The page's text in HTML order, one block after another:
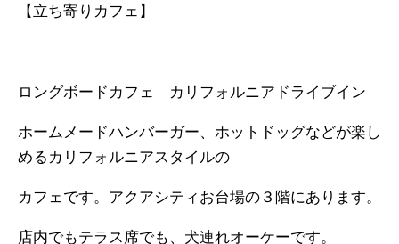
【立ち寄りカフェ】
ロングボードカフェ カリフォルニアドライブイン
ホームメードハンバーガー、ホットドッグなどが楽し
めるカリフォルニアスタイルの
カフェです。アクアシティお台場の３階にあります。
店内でもテラス席でも、犬連れオーケーです。